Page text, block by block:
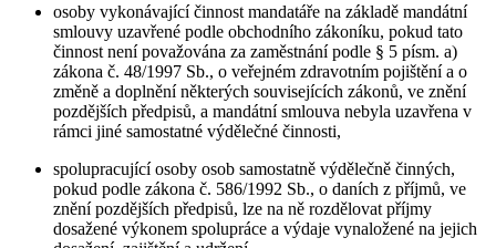
osoby vykonávající činnost mandatáře na základě mandátní
smlouvy uzavřené podle obchodního zákoníku, pokud tato
činnost není považována za zaměstnání podle § 5 písm. a)
zákona č. 48/1997 Sb., o veřejném zdravotním pojištění a o
změně a doplnění některých souvisejících zákonů, ve znění
pozdějších předpisů, a mandátní smlouva nebyla uzavřena v
rámci jiné samostatné výdělečné činnosti,
spolupracující osoby osob samostatně výdělečně činných,
pokud podle zákona č. 586/1992 Sb., o daních z příjmů, ve
znění pozdějších předpisů, lze na ně rozdělovat příjmy
dosažené výkonem spolupráce a výdaje vynaložené na jejich